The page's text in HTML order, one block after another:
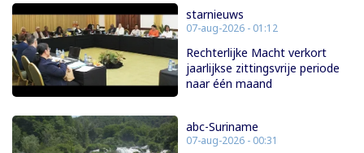
starnieuws
07-aug-2026 - 01:12
Rechterlijke Macht verkort
jaarlijkse zittingsvrije periode
naar één maand
abc-Suriname
07-aug-2026 - 00:31